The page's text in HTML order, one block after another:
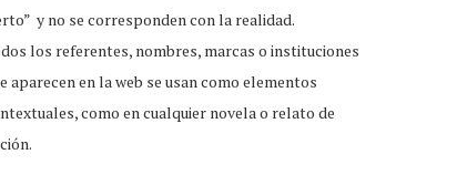
y no se corresponden con la realidad.
los referentes, nombres, marcas o instituciones
aparecen en la web se usan como elementos
como en cualquier novela o relato de